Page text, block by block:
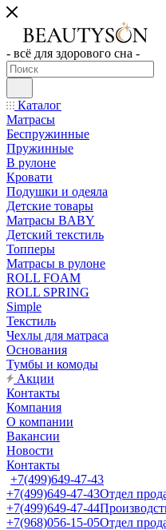
- всё для здорового сна -
Каталог
Матрасы
Беспружинные
Пружинные
В рулоне
Кровати
Подушки и одеяла
Детские товары
Матрасы BABY
Детский текстиль
Топперы
Матрасы в рулоне
ROLL FOAM
ROLL SPRING
Simple
Текстиль
Чехлы для матраса
Основания
Тумбы и комоды
Акции
Контакты
Компания
О компании
Вакансии
Новости
Контакты
+7(499)649-47-43
+7(499)649-47-43Отдел
+7(499)649-47-44
+7(968)056-15-05Отдел